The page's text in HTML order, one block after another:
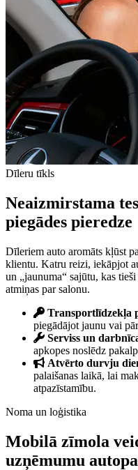
Dīleru tīkls
Neaizmirstama
piegādes pieredze
Dīleriem auto aromāts kļūst
klientu. Katru reizi, iekāpjot
un „jaunuma“ sajūtu, kas
atmiņas par salonu.
Transportlīdzekļa
piegādājot jaunu vai
Serviss un
apkopes noslēdz
Atvērto durvju
palaišanas laikā, lai
atpazīstamību.
Noma un loģistika
Mobilā zīmola
uzņēmumu